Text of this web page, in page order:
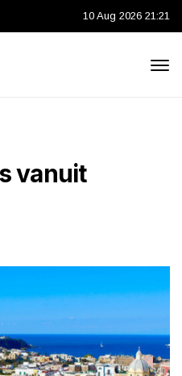
10 Aug 2026 21:21
vanuit